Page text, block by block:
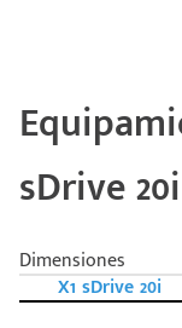
sDrive
Dimensiones
X1 sDrive 20i